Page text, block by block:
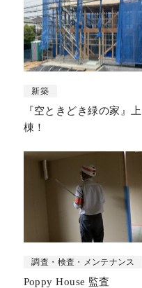
新築
『空ときどき緑の家』上
棟！
調査・検査・メンテナンス
Poppy House 監査